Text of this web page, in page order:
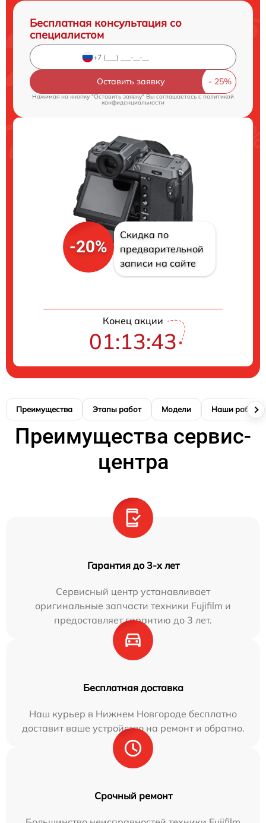
Бесплатная консультация со
специалистом
Оставить заявку
Нажимая на кнопку "Оставить заявку" Вы соглашаетесь c политикой
конфиденциальности
-20%
Скидка по
предварительной
записи на сайте
Конец акции
01:13:42
Преимущества Этапы работ Модели Наши работы
Преимущества сервис-
центра
Гарантия до 3-х лет
Сервисный центр устанавливает
оригинальные запчасти техники Fujifilm и
предоставляет гарантию до 3 лет.
Бесплатная доставка
Наш курьер в Нижнем Новгороде бесплатно
доставит ваше устройство на ремонт и обратно.
Срочный ремонт